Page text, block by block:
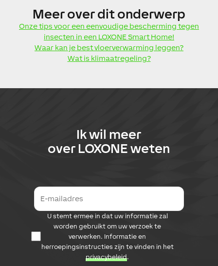
Meerover dit onderwerp
Onze tips voor een eenvoudige bescherming tegen
insecten in een LOXONE Smart Home!
Waar kan je best vloerverwarming leggen?
Wat is klimaatregeling?
Ik wil meer
overLOXONEweten
a
i
l
r
D
a
t
b
e
U stemt ermee in dat uw informatie zal
worden gebruikt om uw verzoek te
verwerken. Informatie en
herroepingsinstructies zijn te vinden in het
privacybeleid.